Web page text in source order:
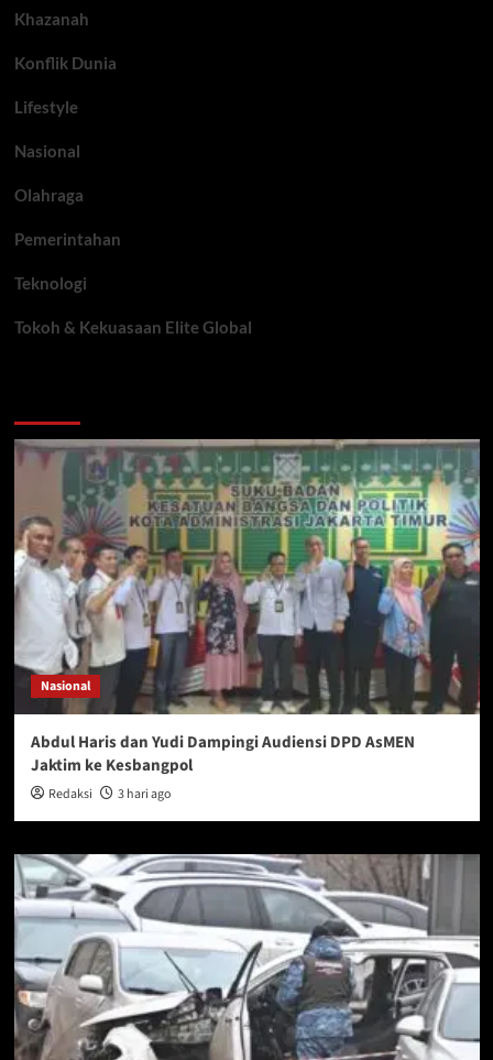
Khazanah
Konflik Dunia
Lifestyle
Nasional
Olahraga
Pemerintahan
Teknologi
Tokoh & Kekuasaan Elite Global
Nasional
Abdul Haris dan Yudi Dampingi Audiensi DPD AsMEN
Jaktim ke Kesbangpol
Redaksi 3 hari ago